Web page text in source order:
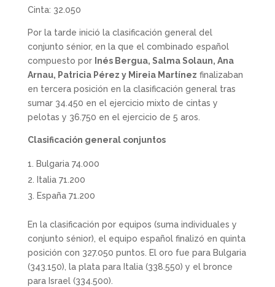
Cinta: 32.050
Por la tarde inició la clasificación general del
conjunto sénior, en la que el combinado español
compuesto por Inés Bergua, Salma Solaun, Ana
Arnau, Patricia Pérez y Mireia Martínez finalizaban
en tercera posición en la clasificación general tras
sumar 34.450 en el ejercicio mixto de cintas y
pelotas y 36.750 en el ejercicio de 5 aros.
Clasificación general conjuntos
Bulgaria 74.000
Italia 71.200
España 71.200
En la clasificación por equipos (suma individuales y
conjunto sénior), el equipo español finalizó en quinta
posición con 327.050 puntos. El oro fue para Bulgaria
(343.150), la plata para Italia (338.550) y el bronce
para Israel (334.500).